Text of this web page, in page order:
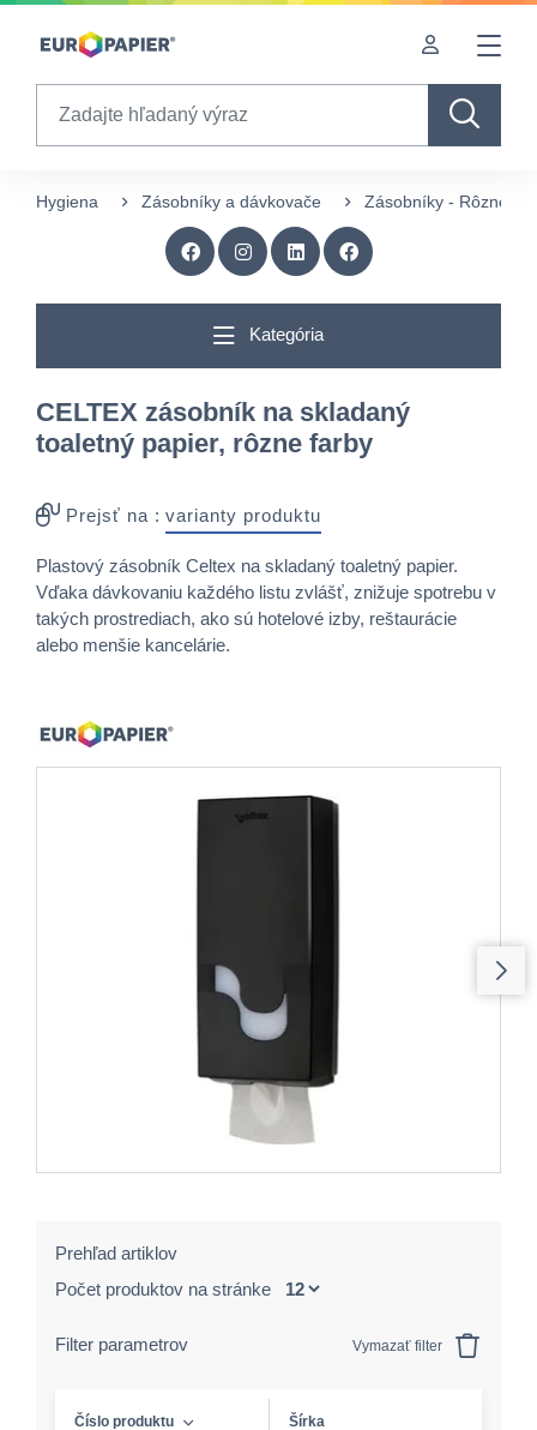
Table Of Content
Hygiena Zásobníky a dávkovače Zásobníky - Rôzne
Kategória
CELTEX zásobník na skladaný
toaletný papier, rôzne farby
Prejsť na : varianty produktu
Plastový zásobník Celtex na skladaný toaletný papier.
Vďaka dávkovaniu každého listu zvlášť, znižuje spotrebu v
takých prostrediach, ako sú hotelové izby, reštaurácie
alebo menšie kancelárie.
Prehľad artiklov
Počet produktov na stránke
Filter parametrov Vymazať filter
Číslo produktu Šírka